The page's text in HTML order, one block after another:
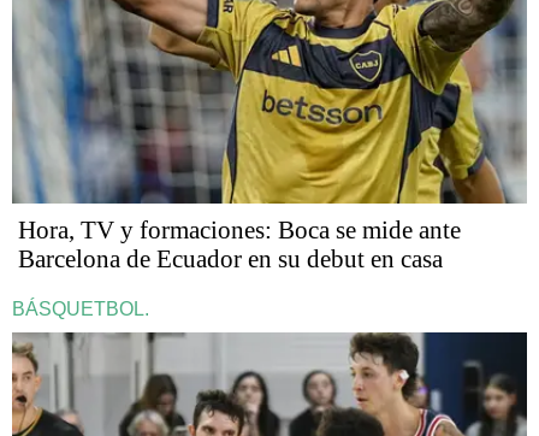
Hora, TV y formaciones: Boca se mide ante
Barcelona de Ecuador en su debut en casa
BÁSQUETBOL.